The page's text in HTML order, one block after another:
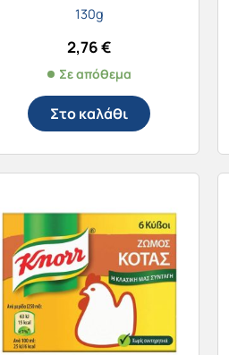
130g
2,76€
Σε απόθεμα
Στο καλάθι